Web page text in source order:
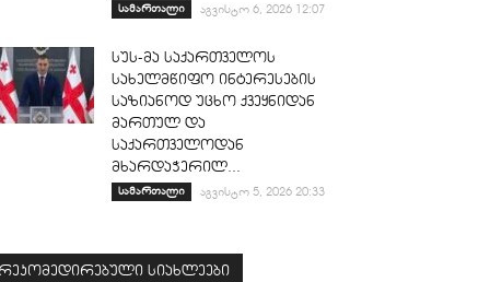
სამართალი აგვისტო 6, 2026 12:07
სუს-მა საქართველოს
სახელმწიფო ინტერესების
საზიანოდ უცხო ქვეყნიდან
მართულ და
საქართველოდან
მხარდაჭერილ...
სამართალი აგვისტო 5, 2026 20:33
რეკომედირებული სიახლეები